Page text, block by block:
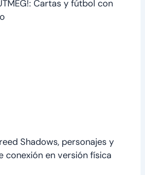
Cartas y fútbol con
Shadows, personajes y
conexión en versión física